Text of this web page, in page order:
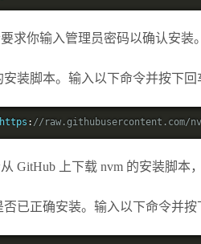
求你输入管理员密码以确认安装。
安装脚本。输入以下命令并按下回
https : //raw.githubusercontent.com/
GitHub 上下载 nvm 的安装脚本
否已正确安装。输入以下命令并按